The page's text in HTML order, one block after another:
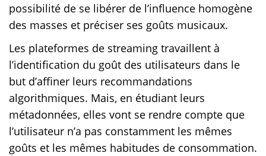
possibilité de se libérer de l’influence homogène
des masses et préciser ses goûts musicaux.
Les plateformes de streaming travaillent à
l’identification du goût des utilisateurs dans le
but d’affiner leurs recommandations
algorithmiques. Mais, en étudiant leurs
métadonnées, elles vont se rendre compte que
l’utilisateur n’a pas constamment les mêmes
goûts et les mêmes habitudes de consommation.